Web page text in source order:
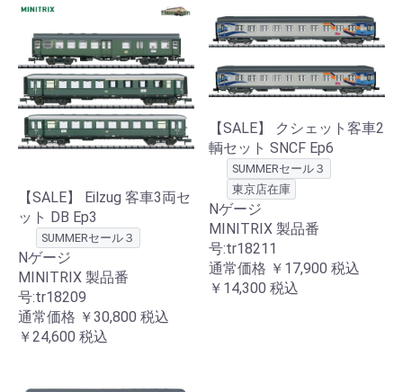
【SALE】 Eilzug 客車3両セ
ット DB Ep3
SUMMERセール３
Nゲージ
MINITRIX 製品番
号:tr18209
通常価格 ￥30,800 税込
￥24,600 税込
【SALE】 クシェット客車2
輌セット SNCF Ep6
SUMMERセール３
東京店在庫
Nゲージ
MINITRIX 製品番
号:tr18211
通常価格 ￥17,900 税込
￥14,300 税込